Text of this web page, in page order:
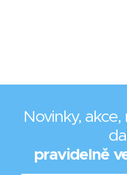
Novinky,
pravidelně